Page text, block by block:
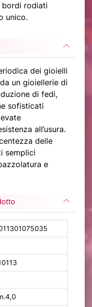
bordi rodiati
unico.
dei gioielli
un gioiellerie di
di fedi,
sofisticati
all’usura.
delle
semplici
e